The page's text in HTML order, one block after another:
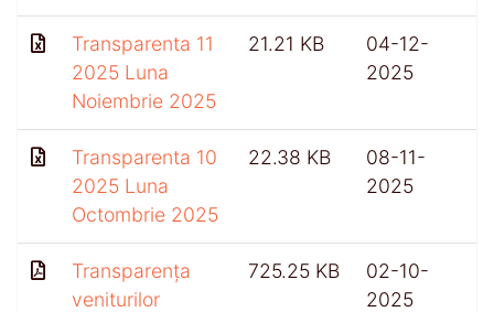
Transparenta 11
2025 Luna
Noiembrie 2025
21.21 KB
04-12-
2025
Transparenta 10
2025 Luna
Octombrie 2025
22.38 KB
08-11-
2025
Transparența
veniturilor
725.25 KB
02-10-
2025